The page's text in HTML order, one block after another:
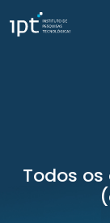
Todos